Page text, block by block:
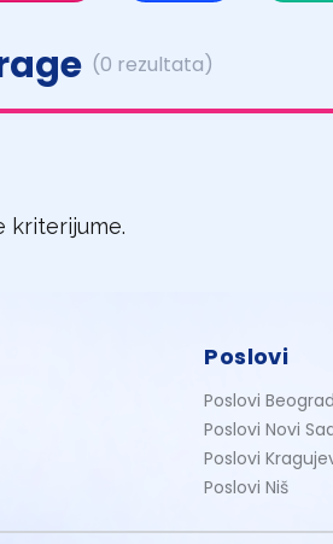
(0 rezultata)
kriterijume.
Poslovi
Poslovi Beograd
Poslovi Novi
Poslovi
Poslovi Niš